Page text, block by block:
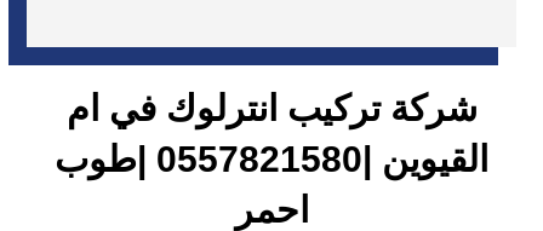
شركة تركيب انترلوك في ام
القيوين |0557821580 |طوب
احمر